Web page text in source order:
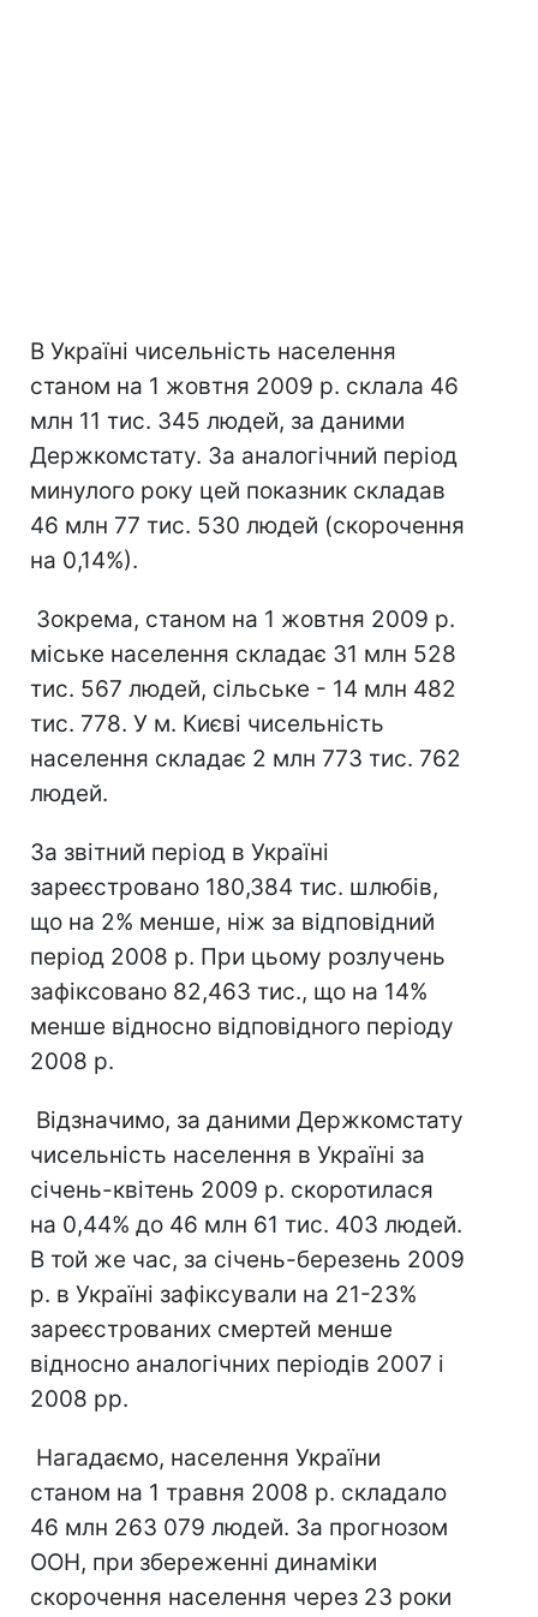
В Україні чисельність населення
станом на 1 жовтня 2009 р. склала 46
млн 11 тис. 345 людей, за даними
Держкомстату. За аналогічний період
минулого року цей показник складав
46 млн 77 тис. 530 людей (скорочення
на 0,14%).
Зокрема, станом на 1 жовтня 2009 р.
міське населення складає 31 млн 528
тис. 567 людей, сільське - 14 млн 482
тис. 778. У м. Києві чисельність
населення складає 2 млн 773 тис. 762
людей.
За звітний період в Україні
зареєстровано 180,384 тис. шлюбів,
що на 2% менше, ніж за відповідний
період 2008 р. При цьому розлучень
зафіксовано 82,463 тис., що на 14%
менше відносно відповідного періоду
2008 р.
Відзначимо, за даними Держкомстату
чисельність населення в Україні за
січень-квітень 2009 р. скоротилася
на 0,44% до 46 млн 61 тис. 403 людей.
В той же час, за січень-березень 2009
р. в Україні зафіксували на 21-23%
зареєстрованих смертей менше
відносно аналогічних періодів 2007 і
2008 рр.
Нагадаємо, населення України
станом на 1 травня 2008 р. складало
46 млн 263 079 людей. За прогнозом
ООН, при збереженні динаміки
скорочення населення через 23 роки